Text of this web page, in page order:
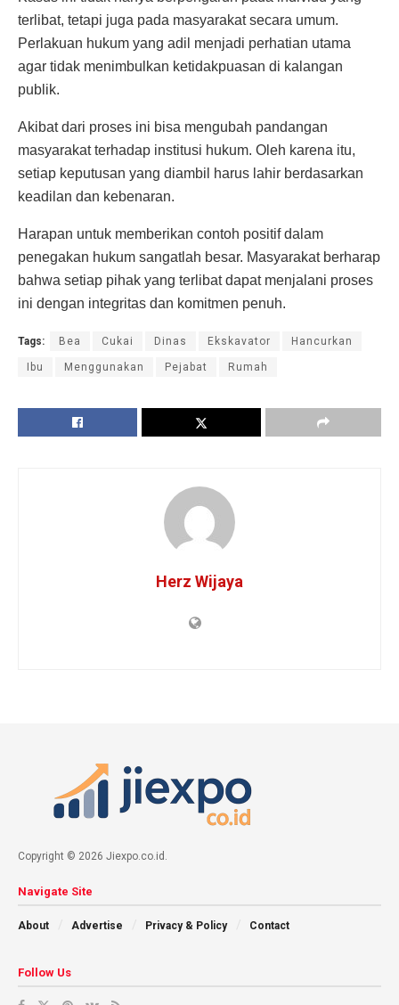
terlibat, tetapi juga pada masyarakat secara umum.
Perlakuan hukum yang adil menjadi perhatian utama
agar tidak menimbulkan ketidakpuasan di kalangan
publik.
Akibat dari proses ini bisa mengubah pandangan
masyarakat terhadap institusi hukum. Oleh karena itu,
setiap keputusan yang diambil harus lahir berdasarkan
keadilan dan kebenaran.
Harapan untuk memberikan contoh positif dalam
penegakan hukum sangatlah besar. Masyarakat berharap
bahwa setiap pihak yang terlibat dapat menjalani proses
ini dengan integritas dan komitmen penuh.
Tags: Bea Cukai Dinas Ekskavator Hancurkan
Ibu Menggunakan Pejabat Rumah
Herz Wijaya
Copyright © 2026 Jiexpo.co.id.
Navigate Site
About Advertise Privacy & Policy Contact
Follow Us